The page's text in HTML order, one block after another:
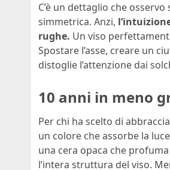
C’è un dettaglio che
simmetrica. Anzi,
rughe. Un viso
Spostare l’asse, creare un
distoglie l’attenzione dai
10 anni in meno
Per chi ha scelto di
un colore che assorbe la
una cera opaca che
l’intera struttura del viso.